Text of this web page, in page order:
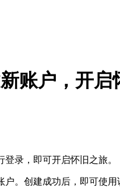
账户，开启
录，即可开启怀旧之旅。
。创建成功后，即可使用